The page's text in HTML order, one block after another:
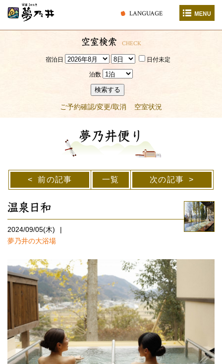
LANGUAGE
空室検索 CHECK
宿泊日 日付未定
泊数
検索する
ご予約確認/変更/取消 空室状況
夢乃井便り
前の記事 一覧 次の記事
温泉日和
2024/09/05(木)
夢乃井の大浴場